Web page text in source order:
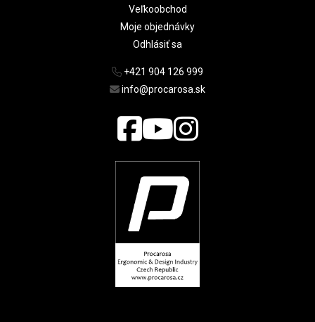
Veľkoobchod
Moje objednávky
Odhlásiť sa
+421 904 126 999
info@procarosa.sk